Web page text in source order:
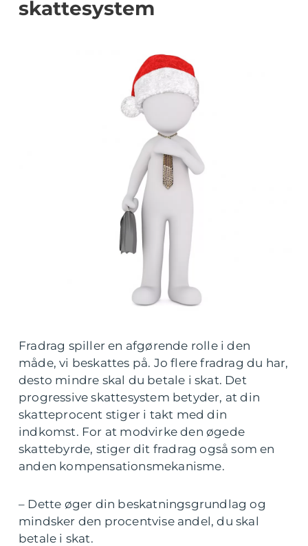
skattesystem
Fradrag spiller en afgørende rolle i den
måde, vi beskattes på. Jo flere fradrag du har,
desto mindre skal du betale i skat. Det
progressive skattesystem betyder, at din
skatteprocent stiger i takt med din
indkomst. For at modvirke den øgede
skattebyrde, stiger dit fradrag også som en
anden kompensationsmekanisme.
– Dette øger din beskatningsgrundlag og
mindsker den procentvise andel, du skal
betale i skat.